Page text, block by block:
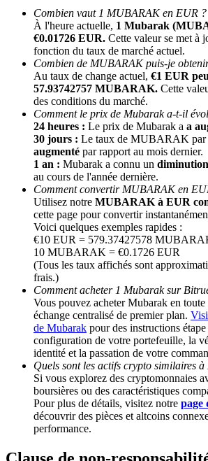
Parrainage
Invitez un ami pour recevoir des
BTC Welcome Rewards
BTC Welcome Rewards
Deposit & Trade BTC to Share 25000
Deposit CASHCAT & Win
Share 500000 CASHCAT prize pool
Combien vaut 1 MUBARAK en EUR ?
À l'heure actuelle, 1 Mubarak
€0.01726 EUR. Cette valeur se met à
fonction du taux de marché actuel.
Combien de MUBARAK puis-je
Au taux de change actuel, €1 EUR
57.93742757 MUBARAK. Cette
des conditions du marché.
Comment le prix de Mubarak a-t-il
24 heures : Le prix de Mubarak a a
30 jours : Le taux de MUBARAK par
augmenté par rapport au mois dernier.
1 an : Mubarak a connu un
au cours de l'année dernière.
Comment convertir MUBARAK en
Utilisez notre MUBARAK à EUR
cette page pour convertir
Voici quelques exemples rapides :
€10 EUR = 579.37427578
10 MUBARAK = €0.1726 EUR
(Tous les taux affichés sont
frais.)
Comment acheter 1 Mubarak sur
Vous pouvez acheter Mubarak en toute
échange centralisé de premier plan.
de Mubarak pour des instructions
configuration de votre portefeuille, la
identité et la passation de votre
Quels sont les actifs crypto similaires
Si vous explorez des cryptomonnaies
boursières ou des caractéristiques
Pour plus de détails, visitez notre page
découvrir des pièces et altcoins
performance.